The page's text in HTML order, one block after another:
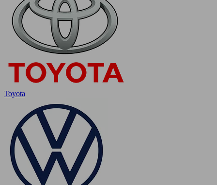
Toyota